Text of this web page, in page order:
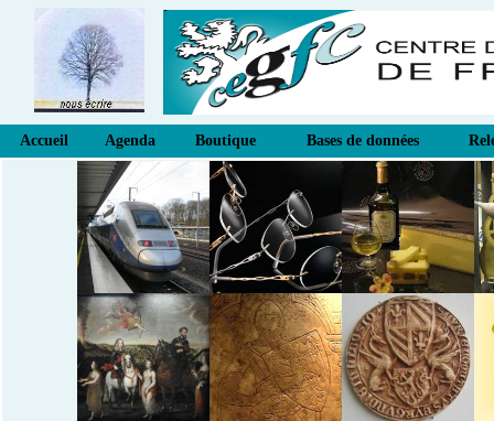
Accueil Agenda Boutique Bases de données